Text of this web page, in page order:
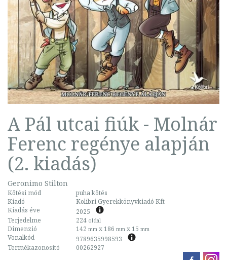
A Pál utcai fiúk - Molnár
Ferenc regénye alapján
(2. kiadás)
Geronimo Stilton
Kötési mód
puha kötés
Kiadó
Kolibri Gyerekkönyvkiadó Kft
Kiadás éve
2025
Terjedelme
224 oldal
Dimenzió 142 mm x 186 mm x 15 mm
Vonalkód
9789635998593
Termékazonosító
00262927